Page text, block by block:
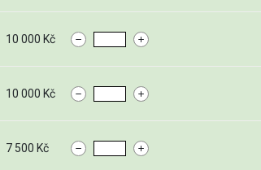
10 000 Kč
10 000 Kč
7 500 Kč